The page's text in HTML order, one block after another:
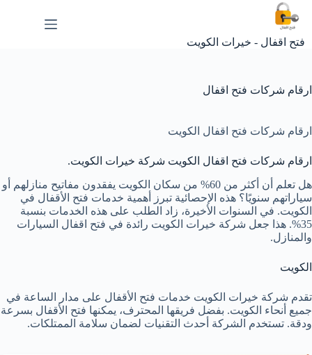
التجاوز
إلى
المحتوى
فتح اقفال - خيرات الكويت
ارقام شركات فتح اقفال
ارقام شركات فتح اقفال الكويت
ارقام شركات فتح اقفال الكويت شركة خيرات الكويت.
هل تعلم أن أكثر من 60% من سكان الكويت يفقدون مفاتيح منازلهم أو
سياراتهم سنويًا؟ هذه الإحصائية تبرز أهمية خدمات فتح الأقفال في
الكويت. في السنوات الأخيرة، زاد الطلب على هذه الخدمات بنسبة
35%. هذا جعل شركة خيرات الكويت رائدة في فتح اقفال السيارات
والمنازل.
الكويت
تقدم شركة خيرات الكويت خدمات فتح الأقفال على مدار الساعة في
جميع أنحاء الكويت. بفضل فريقها المحترف، يمكنها فتح الأقفال بسرعة
ودقة. تستخدم الشركة أحدث التقنيات لضمان سلامة الممتلكات.